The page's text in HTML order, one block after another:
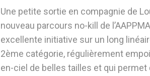
Une petite sortie en compagnie de
nouveau parcours no-kill de
excellente initiative sur un long
2ème catégorie, régulièrement
en-ciel de belles tailles et qui